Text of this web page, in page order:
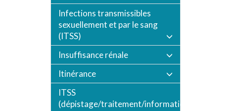
Infections transmissibles
sexuellement et par le sang
(ITSS)
Insuffisance rénale
Itinérance
ITSS
(dépistage/traitement/informations/vaccination)